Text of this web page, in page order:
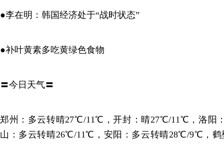
●李在明：韩国经济处于“战时状态”
●补叶黄素多吃黄绿色食物
〓今日天气〓
郑州：多云转晴27℃/11℃，开封：晴27℃/11℃，洛阳
山：多云转晴26℃/11℃，安阳：多云转晴28℃/9℃，